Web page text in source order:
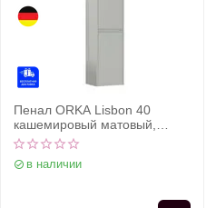
Пенал ORKA Lisbon 40
кашемировый матовый,
универсальный
в наличии